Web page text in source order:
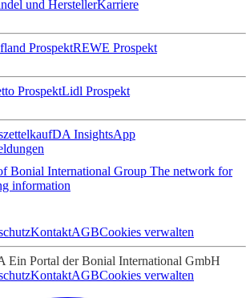
und HerstellerKarriere
ProspektREWE Prospekt
ProspektLidl Prospekt
kaufDA InsightsApp
Bonial International Group The network for
information
KontaktAGBCookies verwalten
Ein Portal der Bonial International GmbH
KontaktAGBCookies verwalten